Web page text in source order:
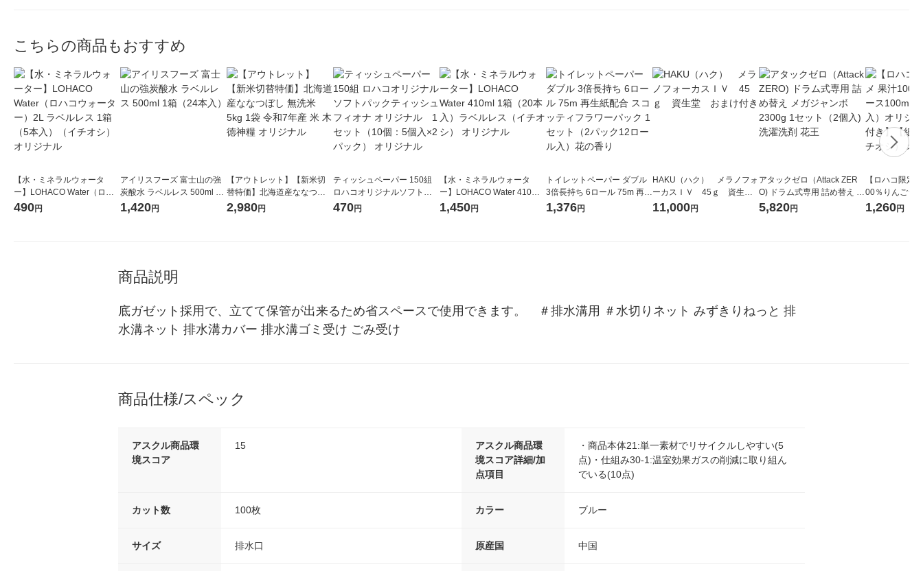
こちらの商品もおすすめ
【水・ミネラルウォータ
ー】LOHACO Water（ロハ
コウォーター）2L ラベルレ
490円
アイリスフーズ 富士山の強
炭酸水 ラベルレス 500ml 1
箱（24本入）
1,420円
【アウトレット】【新米切
替特価】北海道産ななつぼ
し 無洗米 5kg 1袋 令和7年産
2,980円
ティッシュペーパー 150組
ロハコオリジナルソフトパ
ックティッシュ フィオナ オ
470円
【水・ミネラルウォータ
ー】LOHACO Water 410ml
1箱（20本入）ラベルレス
1,450円
トイレットペーパー ダブル
3倍長持ち 6ロール 75m 再生
紙配合 スコッティフラワー
1,376円
HAKU（ハク） メラノフォ
ーカスＩＶ 45ｇ 資生
堂 おまけ付き
11,000円
アタックゼロ（Attack ZER
O) ドラム式専用 詰め替え メ
ガジャンボ 2300g 1セット
5,820円
【ロハコ限定
00％りんごジ
箱（18本入）
1,260円
商品説明
底ガゼット採用で、立てて保管が出来るため省スペースで使用できます。　＃排水溝用 ＃水切りネット みずきりねっと 排
水溝ネット 排水溝カバー 排水溝ゴミ受け ごみ受け
商品仕様/スペック
アスクル商品環
境スコア
15
アスクル商品環
境スコア詳細/加
点項目
・商品本体21:単一素材でリサイクルしやすい(5
点)・仕組み30-1:温室効果ガスの削減に取り組ん
でいる(10点)
カット数 100枚 カラー ブルー
サイズ 排水口 原産国 中国